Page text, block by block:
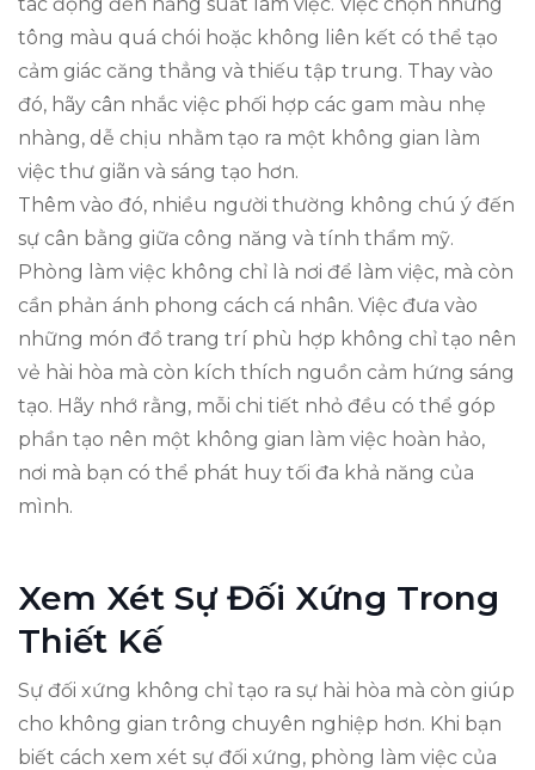
tông màu quá chói hoặc không liên kết có thể tạo
cảm giác căng thẳng và thiếu tập trung. Thay vào
đó, hãy cân nhắc việc phối hợp các gam màu nhẹ
nhàng, dễ chịu nhằm tạo ra một không gian làm
việc thư giãn và sáng tạo hơn.
Thêm vào đó, nhiều người thường không chú ý đến
sự cân bằng giữa công năng và tính thẩm mỹ.
Phòng làm việc không chỉ là nơi để làm việc, mà còn
cần phản ánh phong cách cá nhân. Việc đưa vào
những món đồ trang trí phù hợp không chỉ tạo nên
vẻ hài hòa mà còn kích thích nguồn cảm hứng sáng
tạo. Hãy nhớ rằng, mỗi chi tiết nhỏ đều có thể góp
phần tạo nên một không gian làm việc hoàn hảo,
nơi mà bạn có thể phát huy tối đa khả năng của
mình.
Xem Xét Sự Đối Xứng Trong
Thiết Kế
Sự đối xứng không chỉ tạo ra sự hài hòa mà còn giúp
cho không gian trông chuyên nghiệp hơn. Khi bạn
biết cách xem xét sự đối xứng, phòng làm việc của